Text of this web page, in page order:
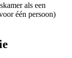
als een
één persoon)